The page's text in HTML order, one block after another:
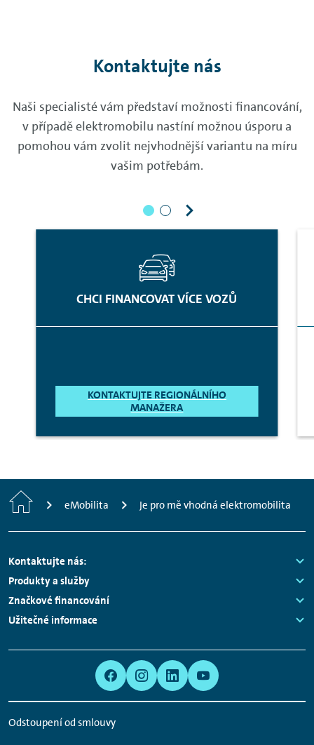
Kontaktujte nás
Naši specialisté vám představí možnosti financování,
v případě elektromobilu nastíní možnou úsporu a
pomohou vám zvolit nejvhodnější variantu na míru
vašim potřebám.
CHCI FINANCOVAT VÍCE VOZŮ
KONTAKTUJTE REGIONÁLNÍHO
MANAŽERA
Home eMobilita Je pro mě vhodná elektromobilita
Footer
Navigation
Kontaktujte nás:
Links:
Produkty a služby
Links:
Značkové financování
Links:
Užitečné informace
Odstoupení od smlouvy
Network
Links